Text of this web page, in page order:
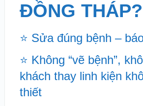
ĐỒNG THÁP?
⭐ Sửa đúng bệnh –
⭐ Không “vẽ bệnh”,
khách thay linh kiện
thiết